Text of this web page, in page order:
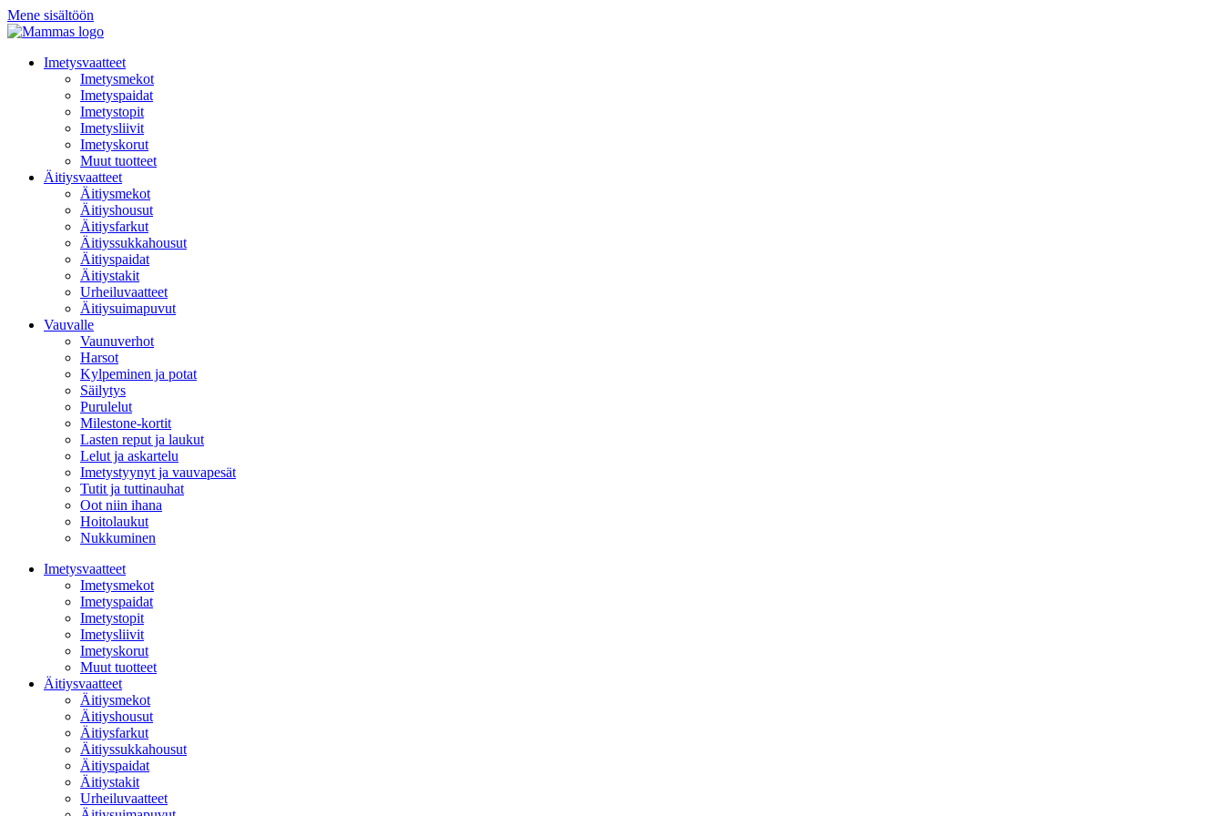
Mene sisältöön
Imetysvaatteet
Imetysmekot
Imetyspaidat
Imetystopit
Imetysliivit
Imetyskorut
Muut tuotteet
Äitiysvaatteet
Äitiysmekot
Äitiyshousut
Äitiysfarkut
Äitiyssukkahousut
Äitiyspaidat
Äitiystakit
Urheiluvaatteet
Äitiysuimapuvut
Vauvalle
Vaunuverhot
Harsot
Kylpeminen ja potat
Säilytys
Purulelut
Milestone-kortit
Lasten reput ja laukut
Lelut ja askartelu
Imetystyynyt ja vauvapesät
Tutit ja tuttinauhat
Oot niin ihana
Hoitolaukut
Nukkuminen
Imetysvaatteet
Imetysmekot
Imetyspaidat
Imetystopit
Imetysliivit
Imetyskorut
Muut tuotteet
Äitiysvaatteet
Äitiysmekot
Äitiyshousut
Äitiysfarkut
Äitiyssukkahousut
Äitiyspaidat
Äitiystakit
Urheiluvaatteet